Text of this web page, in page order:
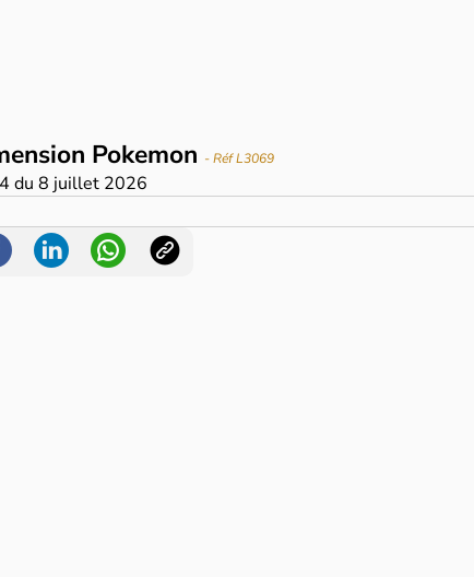
Pokemon - Réf L3069
du8 juillet 2026